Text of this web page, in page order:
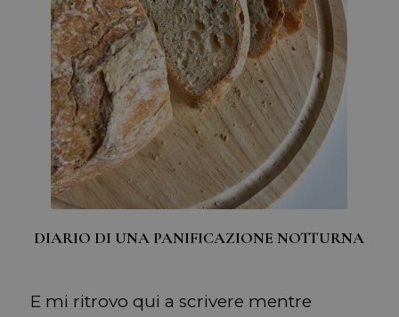
DIARIO DI UNA PANIFICAZIONE NOTTURNA
E mi ritrovo qui a scrivere mentre